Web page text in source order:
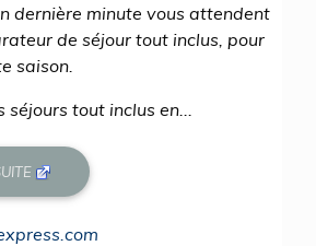
dernière minute vous attendent
de séjour tout inclus, pour
saison.
séjours tout inclus en...